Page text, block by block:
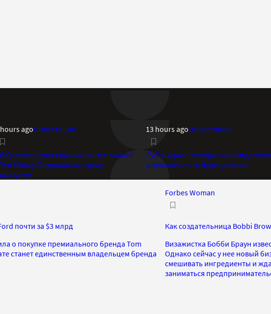
agoИнвестиции
узнал о признании вины экс-главой
Money Хандошко по «делу
13 hours agoИнвестиции
Рубль сдает позиции: почему
дорожает и что будет дальше
почти за $3 млрд
о покупке премиального бренда Tom
станет единственным владельцем бренда
Forbes Woman
Как создательница Bobbi
Визажистка Бобби Браун
Однако сейчас у нее новый
смешивать ингредиенты и
заниматься